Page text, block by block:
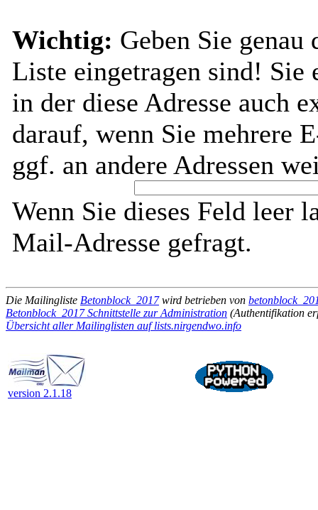
Wichtig: Geben Sie
Liste eingetragen sind!
in der diese Adresse auch
darauf, wenn Sie mehrere
ggf. an andere Adressen
Wenn Sie dieses Feld leer
Mail-Adresse gefragt.
Die Mailingliste Betonblock_2017wird betrieben von
Betonblock_2017 Schnittstelle zur Administration (Authentifikation
Übersicht aller Mailinglisten auf lists.nirgendwo.info
version 2.1.18